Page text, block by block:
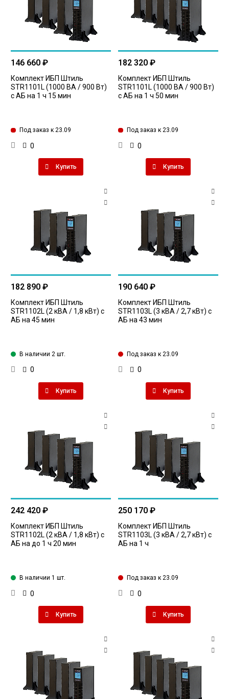
146 660 ₽
Комплект ИБП Штиль
STR1101L (1000 ВА / 900 Вт)
с АБ на 1 ч 15 мин
Под заказ к 23.09
0
Купить
182 320 ₽
Комплект ИБП Штиль
STR1101L (1000 ВА / 900 Вт)
с АБ на 1 ч 50 мин
Под заказ к 23.09
0
Купить
182 890 ₽
Комплект ИБП Штиль
STR1102L (2 кВА / 1,8 кВт) с
АБ на 45 мин
В наличии 2 шт.
0
Купить
190 640 ₽
Комплект ИБП Штиль
STR1103L (3 кВА / 2,7 кВт) с
АБ на 43 мин
Под заказ к 23.09
0
Купить
242 420 ₽
Комплект ИБП Штиль
STR1102L (2 кВА / 1,8 кВт) с
АБ на до 1 ч 20 мин
В наличии 1 шт.
0
Купить
250 170 ₽
Комплект ИБП Штиль
STR1103L (3 кВА / 2,7 кВт) с
АБ на 1 ч
Под заказ к 23.09
0
Купить